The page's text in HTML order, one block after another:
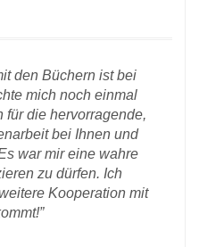
den Büchern ist bei
mich noch einmal
für die hervorragende,
bei Ihnen und
war mir eine wahre
zu dürfen. Ich
Kooperation mit